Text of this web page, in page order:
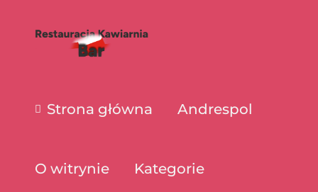
Strona główna Andrespol
O witrynie Kategorie